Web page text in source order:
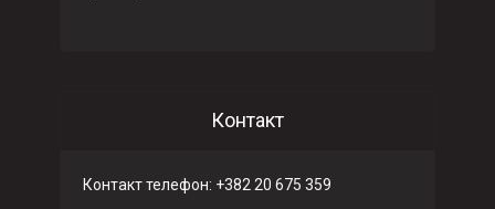
Контакт
Контакт телефон: +382 20 675 359